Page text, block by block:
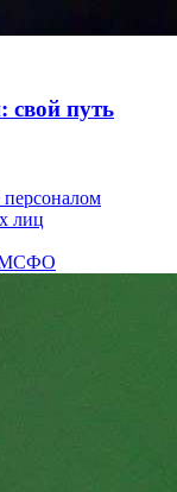
свой путь
лиц
МСФО